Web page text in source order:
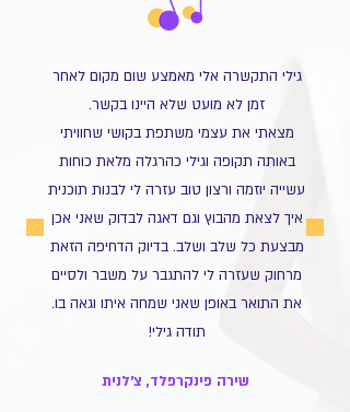
גילי התקשרה אלי מאמצע שום מקום לאחר
זמן לא מועט שלא היינו בקשר.
מצאתי את עצמי משתפת בקושי שחוויתי
באותה תקופה וגילי כהרגלה מלאת כוחות
עשייה יוזמה ורצון טוב עזרה לי לבנות תוכנית
איך לצאת מהבוץ וגם דאגה לבדוק שאני אכן
מבצעת כל שלב ושלב. בדיוק הדחיפה הזאת
מרחוק שעזרה לי להתגבר על משבר ולסיים
את התואר באופן שאני שמחה איתו וגאה בו.
תודה גילי!
שירה פינקרפלד, צ'לנית